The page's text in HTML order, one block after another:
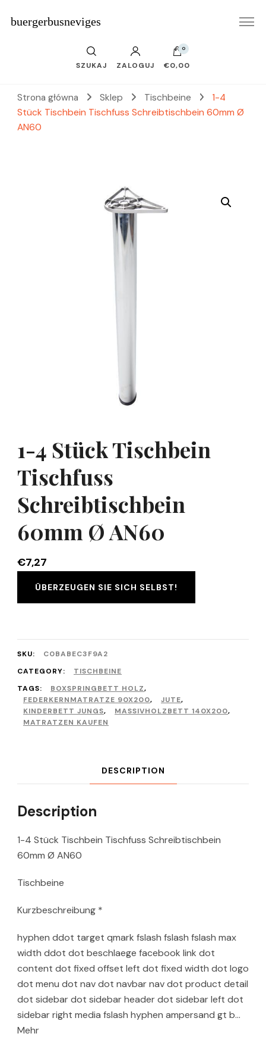
buergerbusneviges
SZUKAJ ZALOGUJ
0
€0,00
Strona główna Sklep Tischbeine
1-4
Stück Tischbein Tischfuss Schreibtischbein 60mm Ø
AN60
1-4 Stück Tischbein
Tischfuss
Schreibtischbein
60mm Ø AN60
€7,27
ÜBERZEUGEN SIE SICH SELBST!
SKU:
C0BABEC3F9A2
CATEGORY:
TISCHBEINE
TAGS:
BOXSPRINGBETT HOLZ,
FEDERKERNMATRATZE 90X200, JUTE,
KINDERBETT JUNGS, MASSIVHOLZBETT 140X200,
MATRATZEN KAUFEN
DESCRIPTION
Description
1-4 Stück Tischbein Tischfuss Schreibtischbein
60mm Ø AN60
Tischbeine
Kurzbeschreibung *
hyphen ddot target qmark fslash fslash fslash max
width ddot dot beschlaege facebook link dot
content dot fixed offset left dot fixed width dot logo
dot menu dot nav dot navbar nav dot product detail
dot sidebar dot sidebar header dot sidebar left dot
sidebar right media fslash hyphen ampersand gt b…
Mehr